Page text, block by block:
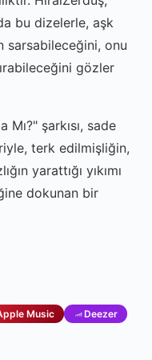
bu dizelerle, aşk
sarsabileceğini, onu
gözler
şarkısı, sade
terk edilmişliğin,
yarattığı yıkımı
dokunan bir
Music Deezer